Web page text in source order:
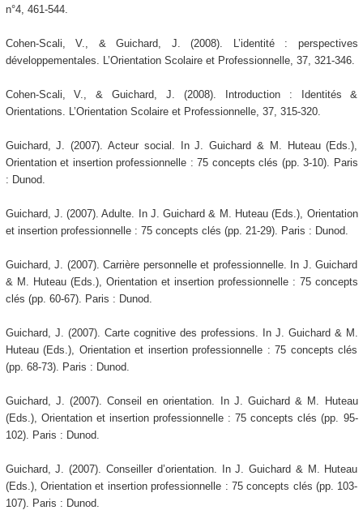
n°4, 461-544.
Cohen-Scali, V., & Guichard, J. (2008). L’identité : perspectives
développementales. L’Orientation Scolaire et Professionnelle, 37, 321-346.
Cohen-Scali, V., & Guichard, J. (2008). Introduction : Identités &
Orientations. L’Orientation Scolaire et Professionnelle, 37, 315-320.
Guichard, J. (2007). Acteur social. In J. Guichard & M. Huteau (Eds.),
Orientation et insertion professionnelle : 75 concepts clés (pp. 3-10). Paris
: Dunod.
Guichard, J. (2007). Adulte. In J. Guichard & M. Huteau (Eds.), Orientation
et insertion professionnelle : 75 concepts clés (pp. 21-29). Paris : Dunod.
Guichard, J. (2007). Carrière personnelle et professionnelle. In J. Guichard
& M. Huteau (Eds.), Orientation et insertion professionnelle : 75 concepts
clés (pp. 60-67). Paris : Dunod.
Guichard, J. (2007). Carte cognitive des professions. In J. Guichard & M.
Huteau (Eds.), Orientation et insertion professionnelle : 75 concepts clés
(pp. 68-73). Paris : Dunod.
Guichard, J. (2007). Conseil en orientation. In J. Guichard & M. Huteau
(Eds.), Orientation et insertion professionnelle : 75 concepts clés (pp. 95-
102). Paris : Dunod.
Guichard, J. (2007). Conseiller d’orientation. In J. Guichard & M. Huteau
(Eds.), Orientation et insertion professionnelle : 75 concepts clés (pp. 103-
107). Paris : Dunod.